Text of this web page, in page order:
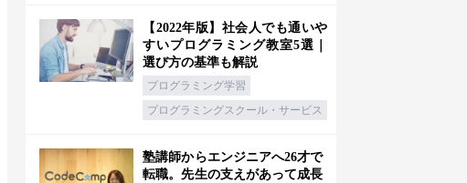
【2022年版】社会人でも通いや
すいプログラミング教室5選｜
選び方の基準も解説
プログラミング学習
プログラミングスクール・サービス
塾講師からエンジニアへ26才で
転職。先生の支えがあって成長